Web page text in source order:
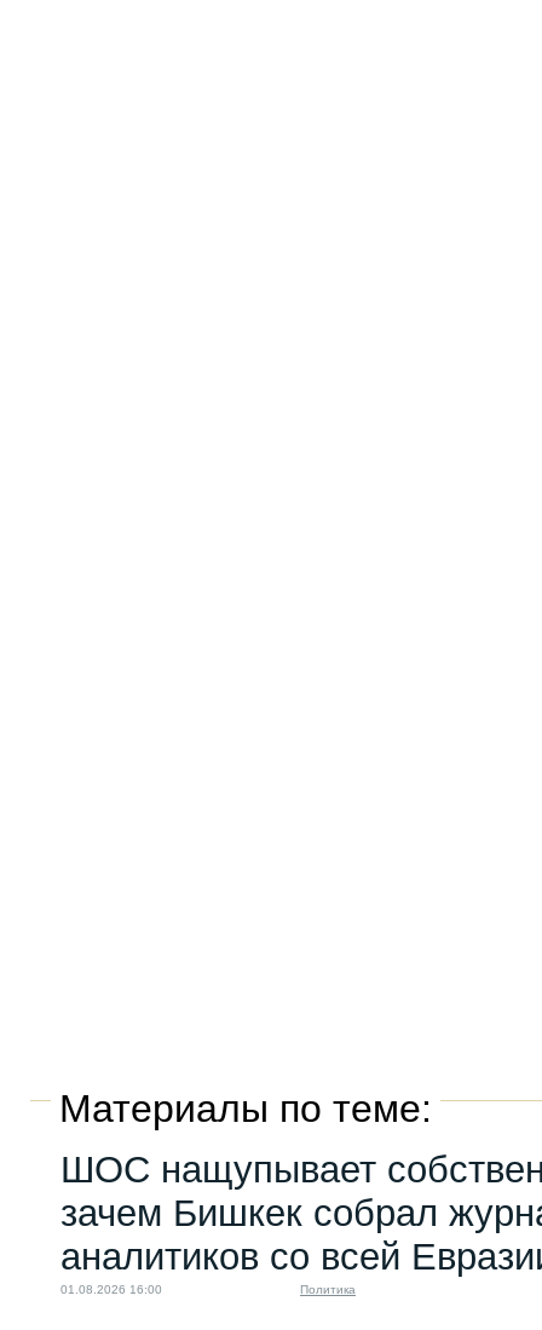
Материалы по теме:
ШОС нащупывает
зачем Бишкек собрал
аналитиков со всей
01.08.2026 16:00 Политика